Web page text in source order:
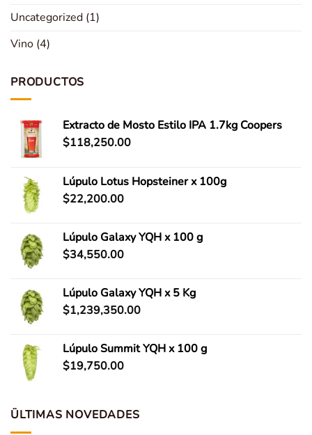
Uncategorized (1)
Vino (4)
PRODUCTOS
Extracto de Mosto Estilo IPA 1.7kg Coopers
$118,250.00
Lúpulo Lotus Hopsteiner x 100g
$22,200.00
Lúpulo Galaxy YQH x 100 g
$34,550.00
Lúpulo Galaxy YQH x 5 Kg
$1,239,350.00
Lúpulo Summit YQH x 100 g
$19,750.00
ÜLTIMAS NOVEDADES